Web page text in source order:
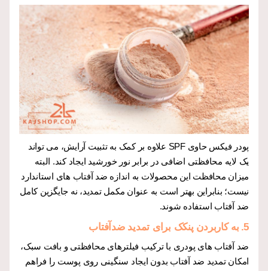
پودر فیکس حاوی SPF علاوه بر کمک به تثبیت آرایش، می تواند
یک لایه محافظتی اضافی در برابر نور خورشید ایجاد کند. البته
میزان محافظت این محصولات به اندازه ضد آفتاب های استاندارد
نیست؛ بنابراین بهتر است به عنوان مکمل تمدید، نه جایگزین کامل
ضد آفتاب استفاده شوند.
5. به کاربردن پنکک برای تمدید ضدآفتاب
ضد آفتاب های پودری با ترکیب فیلترهای محافظتی و بافت سبک،
امکان تمدید ضد آفتاب بدون ایجاد سنگینی روی پوست را فراهم